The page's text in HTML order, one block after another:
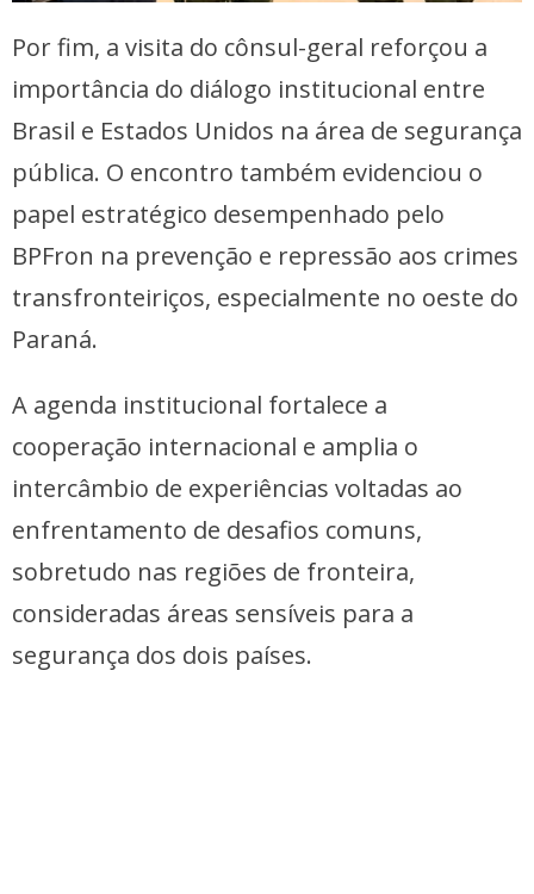
Por fim, a visita do cônsul-geral reforçou a
importância do diálogo institucional entre
Brasil e Estados Unidos na área de segurança
pública. O encontro também evidenciou o
papel estratégico desempenhado pelo
BPFron na prevenção e repressão aos crimes
transfronteiriços, especialmente no oeste do
Paraná.
A agenda institucional fortalece a
cooperação internacional e amplia o
intercâmbio de experiências voltadas ao
enfrentamento de desafios comuns,
sobretudo nas regiões de fronteira,
consideradas áreas sensíveis para a
segurança dos dois países.